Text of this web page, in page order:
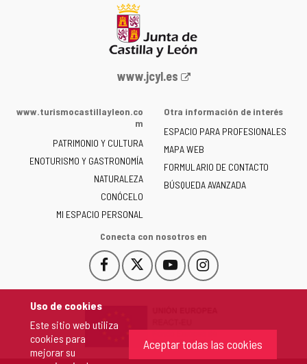
Uso de cookies
Este sitio web utiliza
cookies para
mejorar su
Aceptar todas las cookies
Portal
la
de
Castilla
y
León
-
www.jcyl.es
www.turismocastillayleon.co
m
PATRIMONIO Y CULTURA
ENOTURISMO Y GASTRONOMÍA
NATURALEZA
CONÓCELO
MI ESPACIO PERSONAL
Otra información de interés
ESPACIO PARA PROFESIONALES
MAPA WEB
FORMULARIO DE CONTACTO
BÚSQUEDA AVANZADA
Conecta con nosotros en
Facebook
Este
enlace
en
Este
enlace
una
ventana
YouTube
Este
enlace
una
ventana
Instagram
Este
enlace
una
ventana